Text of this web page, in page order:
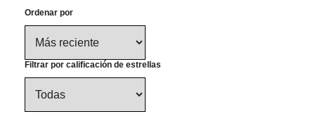
Ordenar por
Filtrar por calificación de estrellas